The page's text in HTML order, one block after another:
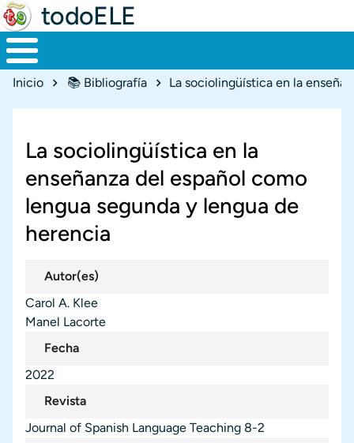
todoELE
Ruta de navegación
Inicio 📚 Bibliografía
La sociolingüística en la
enseñanza del español como
lengua segunda y lengua de
herencia
Autor(es)
Carol A. Klee
Manel Lacorte
Fecha
2022
Revista
Journal of Spanish Language Teaching 8-2